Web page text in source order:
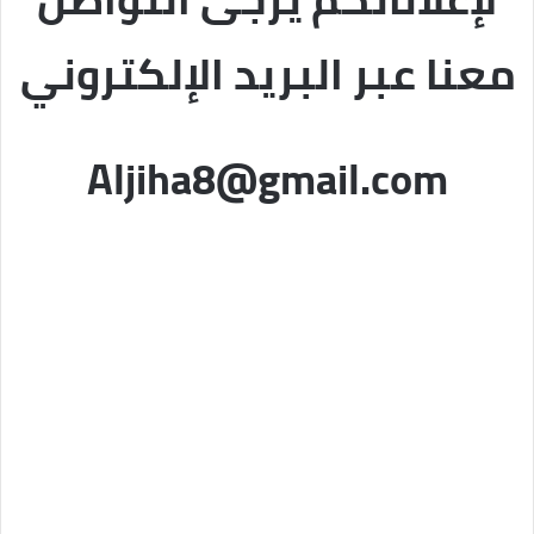
معنا عبر البريد الإلكتروني
Aljiha8@gmail.com